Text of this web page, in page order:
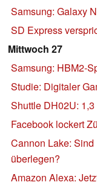
Samsung: Galaxy
SD Express
Mittwoch 27
Samsung: HBM2-
Studie: Digitaler
Shuttle DH02U:
Facebook lockert
Cannon Lake:
überlegen?
Amazon Alexa: